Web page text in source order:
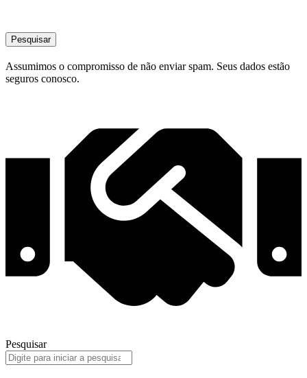
Pesquisar
Assumimos o compromisso de não enviar spam. Seus dados estão
seguros conosco.
Pesquisar